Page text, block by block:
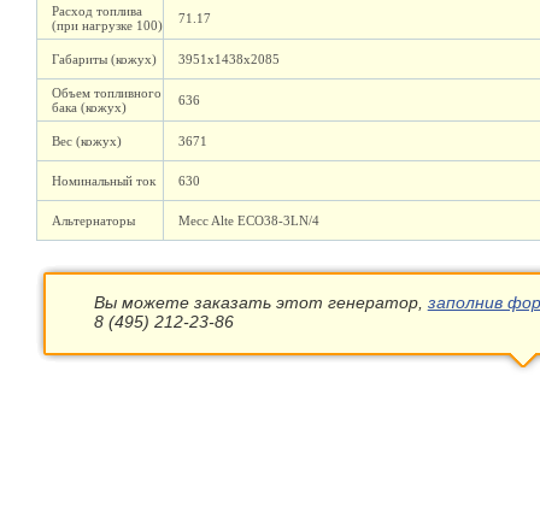
Расход топлива
(при нагрузке 100)
71.17
Габариты (кожух) 3951х1438х2085
Объем топливного
бака (кожух)
636
Вес (кожух) 3671
Номинальный ток 630
Альтернаторы Mecc Alte ECO38-3LN/4
Вы можете заказать этот генератор, заполнив
8 (495) 212-23-86